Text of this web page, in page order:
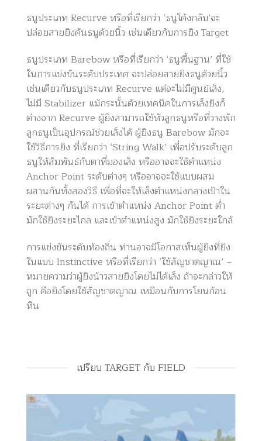
ธนูประเภท Recurve หรือที่เรียกว่า ‘ธนูโค้งกลับ’จะ
ปล่อยสายยิงคันธนูด้วยนิ้ว เช่นเดียวกับการยิง Target
ธนูประเภท Barebow หรือที่เรียกว่า ‘ธนูพื้นฐาน’ ที่ใช้
ในการแข่งขันระดับประเทศ จะปล่อยสายยิงธนูด้วยนิ้ว
เช่นเดียวกับธนูประเภท Recurve แต่จะไม่มีศูนย์เล็ง,
ไม่มี Stabilizer แม้กระนั้นด้วยเทคนิคในการเล็งยิงก็
ต่างจาก Recurve ผู้ยิงสามารถใช้หัวลูกธนูหรือที่วางพัก
ลูกธนูเป็นอุปกรณ์ช่วยเล็งได้ ผู้ยิงธนู Barebow มักจะ
ใช้วิธีการยิง ที่เรียกว่า ‘String Walk’ เพื่อปรับระดับลูก
ธนูให้สัมพันธ์กับตาที่มองเล็ง หรืออาจจะใช้ตำแหน่ง
Anchor Point ระดับต่างๆ หรืออาจจะใช้แบบผสม
ผสานกันทั้งสองวิธี เพื่อที่จะให้เล็งตำแหน่งกลางเป้าใน
ระยะต่างๆ กันได้ การเข้าตำแหน่ง Anchor Point ต่ำ
มักใช้ยิงระยะไกล และเข้าตำแหน่งสูง มักใช้ยิงระยะใกล้
การแข่งขันระดับท้องถิ่น ท่านอาจมีโอกาสเห็นผู้ยิงที่ยิง
ในแบบ Instinctive หรือที่เรียกว่า ‘ใช้สัญชาตญาณ’ –
หมายความว่าผู้ยิงน้าวสายยิงโดยไม่ได้เล็ง ถ้าจะกล่าวให้
ถูก คือยิงโดยใช้สัญชาตญาณ เหมือนกับการโยนก้อน
หิน
เปรียบ TARGET กับ FIELD